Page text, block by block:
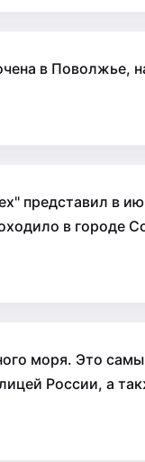
в Поволжье,
представил в
в городе
моря. Это
России, а